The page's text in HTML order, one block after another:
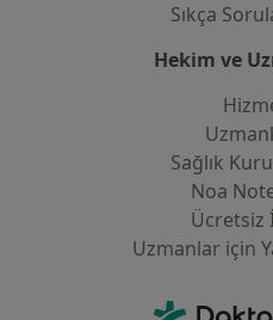
Sıkça
Hekim ve
Sağlık
Noa
Ücretsiz
Uzmanlar için